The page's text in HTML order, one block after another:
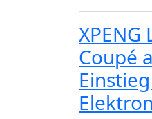
XPENG
Coupé